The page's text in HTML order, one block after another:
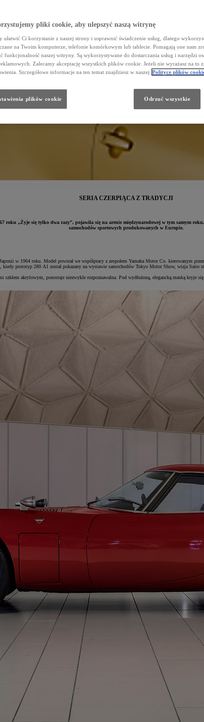
SERIA CZERPIĄCA Z TRADYCJI
roku „Żyje się tylko dwa razy”, pojawiła się na arenie międzynarodowej w tym samym
samochodów sportowych produkowanych w Europie.
w 1964 roku. Model powstał we współpracy z zespołem Yamaha Motor Co. kierowanym
prototyp 280 A1 został pokazany na wystawie samochodów Tokyo Motor Show, wizja Saito
akrylowym, pozostaje niezwykle rozpoznawalna. Pod wydłużoną, elegancką maską
pliki cookie, aby ulepszyć naszą witrynę
ułatwić Ci korzystanie z naszej strony i usprawnić świadczenie usług, dlatego
na Twoim komputerze, telefonie komórkowym lub tablecie. Pomagają one nam
funkcjonalność naszej witryny. Są wykorzystywane do dostarczania usług i narzędzi
Zalecamy akceptację wszystkich plików cookie. Jeżeli nie wyrażasz na to
Szczegółowe informacje na ten temat znajdziesz w naszej Polityce plików
plików cookie Odrzuć wszystkie